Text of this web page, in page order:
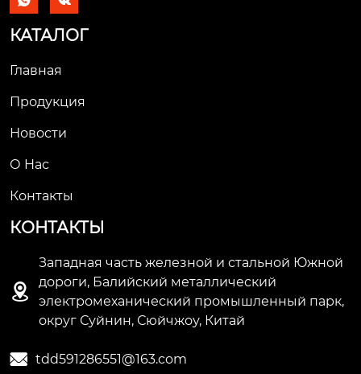
КАТАЛОГ
Главная
Продукция
Новости
О Hас
Контакты
КОНТАКТЫ

Западная часть железной и стальной Южной
дороги, Балийский металлический
электромеханический промышленный парк,
округ Суйнин, Сюйчжоу, Китай
 tdd591286551@163.com